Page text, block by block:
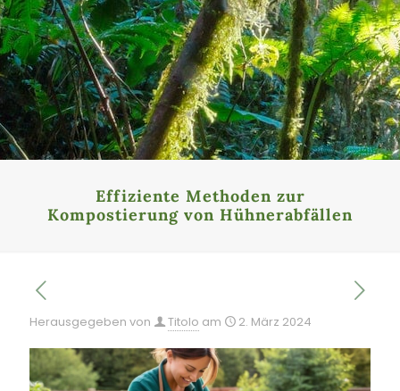
Effiziente Methoden zur
Kompostierung von Hühnerabfällen
Herausgegeben von Titolo am 2. März 2024